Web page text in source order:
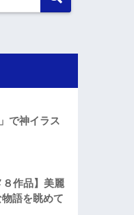
で神イラス
８作品】美麗
語を眺めて